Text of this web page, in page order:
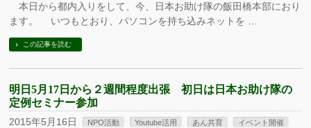
本日から都内入りをして、今、日本お助け隊の飯田橋本部におり
ます。 いつもとおり、パソコンを持ち込みネットを …
この記事を読む
明日5月17日から２週間程度出張 初日は日本お助け隊の
定例セミナー参加
2015年5月16日 NPO活動 Youtube活用 あん共育
イベント開催